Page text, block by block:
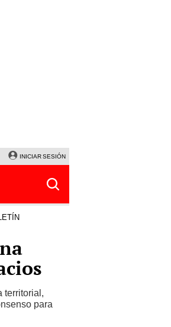
CORTE DE LUZ VIERNES 7 DE AGOSTO
INICIAR SESIÓN
territorial,
para